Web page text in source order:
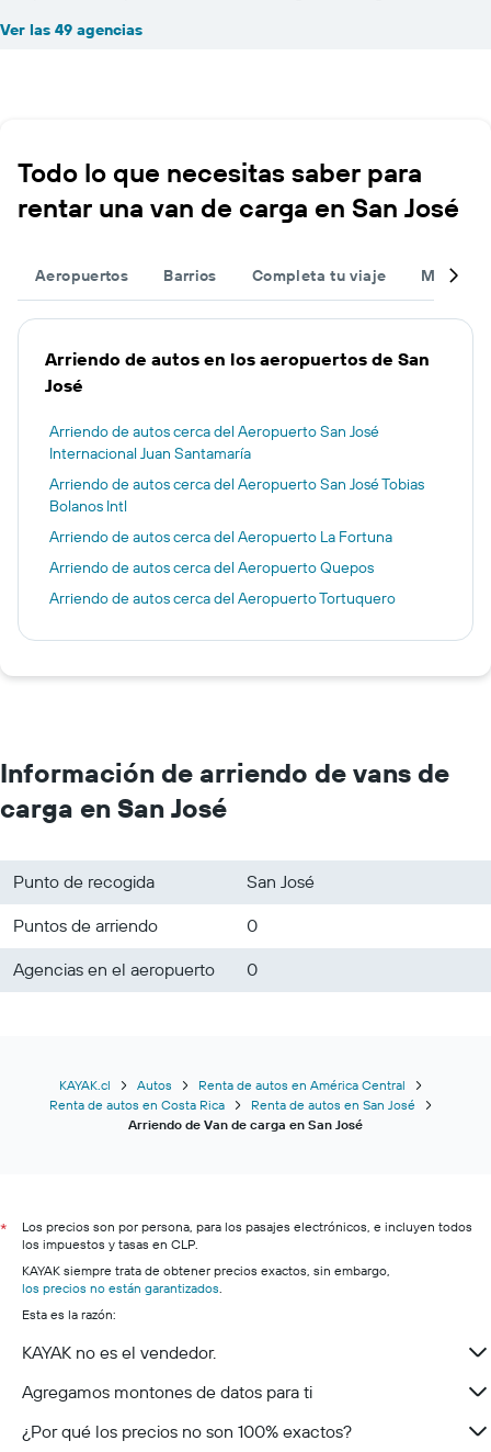
Ver las 49 agencias
Todo lo que necesitas saber para
rentar una van de carga en San José
Aeropuertos Barrios Completa tu viaje Muchas
Arriendo de autos en los aeropuertos de San
José
Arriendo de autos cerca del Aeropuerto San José
Internacional Juan Santamaría
Arriendo de autos cerca del Aeropuerto San José Tobias
Bolanos Intl
Arriendo de autos cerca del Aeropuerto La Fortuna
Arriendo de autos cerca del Aeropuerto Quepos
Arriendo de autos cerca del Aeropuerto Tortuquero
Información de arriendo de vans de
carga en San José
Punto de recogida
San José
Puntos de arriendo
0
Agencias en el aeropuerto
0
KAYAK.cl Autos
Renta de autos en América Central
Renta de autos en Costa Rica
Renta de autos en San José
Arriendo de Van de carga en San José
*
Los precios son por persona, para los pasajes electrónicos, e incluyen todos
los impuestos y tasas en CLP.
KAYAK siempre trata de obtener precios exactos, sin embargo,
los precios no están garantizados.
Esta es la razón:
KAYAK no es el vendedor.
Agregamos montones de datos para ti
¿Por qué los precios no son 100% exactos?